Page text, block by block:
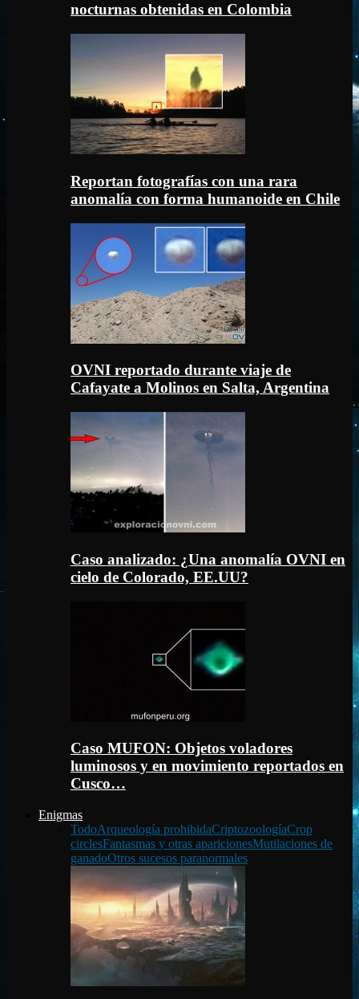
nocturnas obtenidas en Colombia
Reportan fotografías con una rara
anomalía con forma humanoide en Chile
OVNI reportado durante viaje de
Cafayate a Molinos en Salta, Argentina
Caso analizado: ¿Una anomalía OVNI en
cielo de Colorado, EE.UU?
Caso MUFON: Objetos voladores
luminosos y en movimiento reportados en
Cusco…
Enigmas
TodoArqueología prohibidaCriptozoologíaCrop
circlesFantasmas y otras aparicionesMutilaciones de
ganadoOtros sucesos paranormales